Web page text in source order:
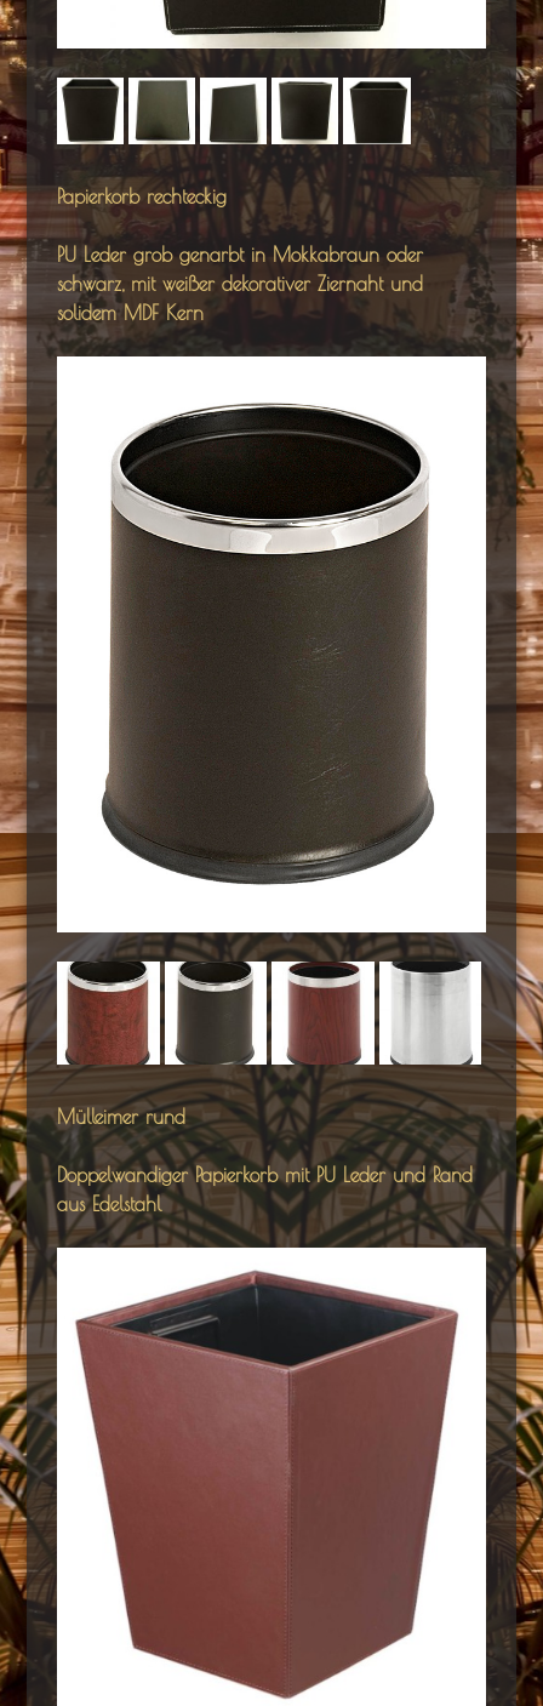
Papierkorb rechteckig
PU Leder grob genarbt in Mokkabraun oder
schwarz, mit weißer dekorativer Ziernaht und
solidem MDF Kern
Mülleimer rund
Doppelwandiger Papierkorb mit PU Leder und Rand
aus Edelstahl